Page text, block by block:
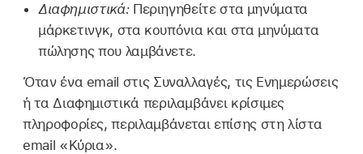
Διαφημιστικά: Περιηγηθείτε στα μηνύματα
μάρκετινγκ, στα κουπόνια και στα μηνύματα
πώλησης που λαμβάνετε.
Όταν ένα email στις Συναλλαγές, τις Ενημερώσεις
ή τα Διαφημιστικά περιλαμβάνει κρίσιμες
πληροφορίες, περιλαμβάνεται επίσης στη λίστα
email «Κύρια».